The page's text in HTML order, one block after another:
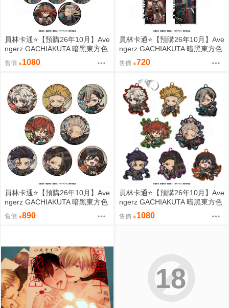
員林卡通⭐️【預購26年10月】Ave
ngerz GACHIAKUTA 暗黑東方色
彩 胸章 徽章收藏集 中盒 0814
售價 1080
員林卡通⭐️【預購26年10月】Ave
ngerz GACHIAKUTA 暗黑東方色
彩 壓克力鑰匙圈集 中盒 0814
售價 720
員林卡通⭐️【預購26年10月】Ave
ngerz GACHIAKUTA 暗黑東方色
彩 Q版徽章收藏集 中盒 0814
售價 890
員林卡通⭐️【預購26年10月】Ave
ngerz GACHIAKUTA 暗黑東方色
彩 Q版壓克力鑰匙圈集 中盒 081
4
售價 1080
18